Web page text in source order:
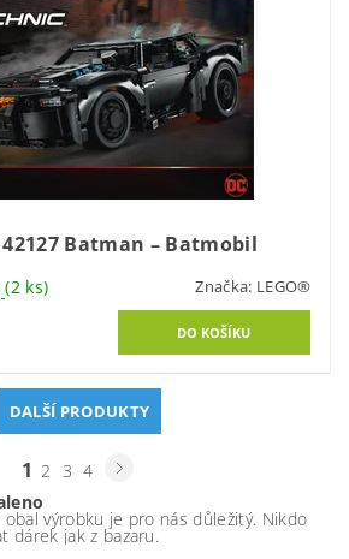
Batman – Batmobil
(2 ks) Značka: LEGO®
DALŠÍ PRODUKTY
1 2 3 4
výrobku je pro nás důležitý. Nikdo
dárek jak z bazaru.